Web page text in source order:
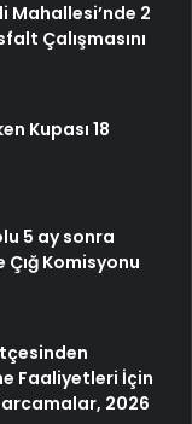
Mahallesi’nde 2
Çalışmasını
Kupası 18
5 ay sonra
Çığ Komisyonu
Faaliyetleri İçin
2026